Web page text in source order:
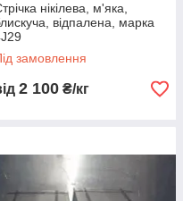
нікілева, м'яка,
відпалена, марка
замовлення
2 100 ₴/кг